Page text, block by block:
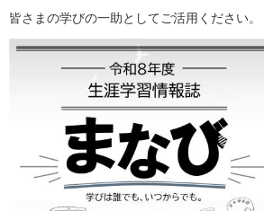
皆さまの学びの一助としてご活用ください。